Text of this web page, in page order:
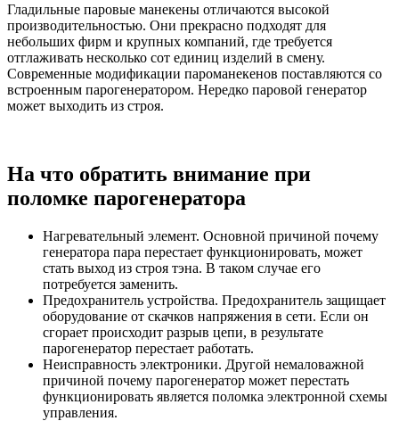
Гладильные паровые манекены отличаются высокой
производительностью. Они прекрасно подходят для
небольших фирм и крупных компаний, где требуется
отглаживать несколько сот единиц изделий в смену.
Современные модификации пароманекенов поставляются со
встроенным парогенератором. Нередко паровой генератор
может выходить из строя.
На что обратить внимание при
поломке парогенератора
Нагревательный элемент. Основной причиной почему
генератора пара перестает функционировать, может
стать выход из строя тэна. В таком случае его
потребуется заменить.
Предохранитель устройства. Предохранитель защищает
оборудование от скачков напряжения в сети. Если он
сгорает происходит разрыв цепи, в результате
парогенератор перестает работать.
Неисправность электроники. Другой немаловажной
причиной почему парогенератор может перестать
функционировать является поломка электронной схемы
управления.